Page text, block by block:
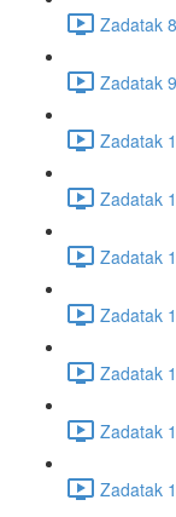
Zadatak
Zadatak
Zadatak
Zadatak
Zadatak
Zadatak
Zadatak
Zadatak
Zadatak